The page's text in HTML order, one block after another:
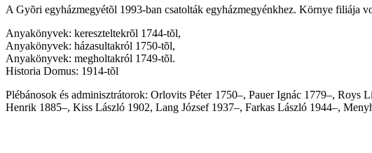
A Gyõri egyházmegyétõl 1993-ban csatolták egyházmegyénkhez. Környe filiája
Anyakönyvek: kereszteltekrõl 1744-tõl,
Anyakönyvek: házasultakról 1750-tõl,
Anyakönyvek: megholtakról 1749-tõl.
Historia Domus: 1914-tõl
Plébánosok és adminisztrátorok: Orlovits Péter 1750–, Pauer Ignác 1779–,
Henrik 1885–, Kiss László 1902, Lang József 1937–, Farkas László 1944–,